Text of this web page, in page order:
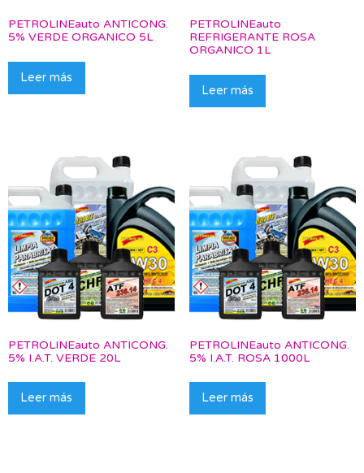
PETROLINEauto ANTICONG.
5% VERDE ORGANICO 5L
Leer más
PETROLINEauto
REFRIGERANTE ROSA
ORGANICO 1L
Leer más
PETROLINEauto ANTICONG.
5% I.A.T. VERDE 20L
Leer más
PETROLINEauto ANTICONG.
5% I.A.T. ROSA 1000L
Leer más